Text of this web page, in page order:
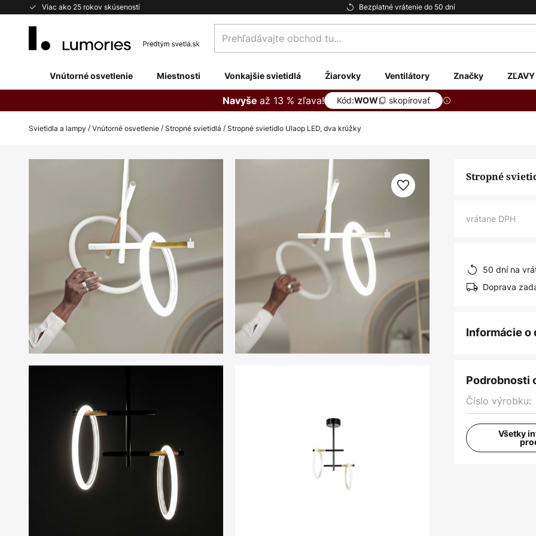
Viac ako 25 rokov skúseností Bezplatné vrátenie do 50 dní
Skip
Prehľadávajte
obchod
Vnútorné osvetlenie Miestnosti Vonkajšie svietidlá Žiarovky Ventilátory Značky ZĽAVY
Navyše až 13 % zľava! Kód:WOW skopírovať
Svietidla a lampy Vnútorné osvetlenie Stropné svietidlá Stropné svietidlo Ulaop LED, dva krúžky
Stropné
vrátane DPH
50 dní na
Doprava
Informácie o
Podrobnosti
Číslo výrobku:
Všetky